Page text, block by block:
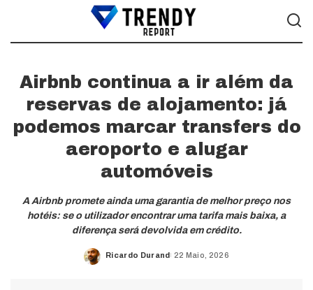
Airbnb continua a ir além da
reservas de alojamento: já
podemos marcar transfers do
aeroporto e alugar
automóveis
A Airbnb promete ainda uma garantia de melhor preço nos
hotéis: se o utilizador encontrar uma tarifa mais baixa, a
diferença será devolvida em crédito.
Posted
Ricardo Durand 22 Maio, 2026